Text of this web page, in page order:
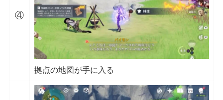
④
拠点の地図が手に入る